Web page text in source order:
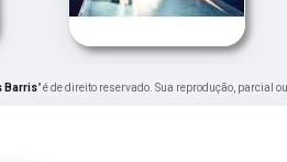
Barris" é de direito reservado. Sua reprodução, parcial